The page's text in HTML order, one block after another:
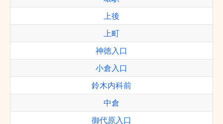
上後
上町
神徳入口
小倉入口
鈴木内科前
中倉
御代原入口